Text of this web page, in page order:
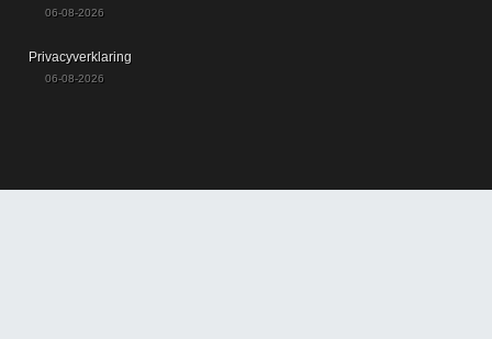
06-08-2026
Privacyverklaring
06-08-2026